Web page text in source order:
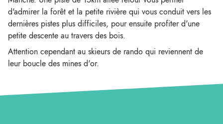
d'admirer la forêt et la petite rivière qui vous conduit vers les
dernières pistes plus difficiles, pour ensuite profiter d'une
petite descente au travers des bois.
Attention cependant au skieurs de rando qui reviennent de
leur boucle des mines d'or.